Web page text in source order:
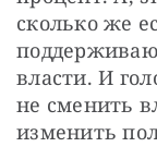
сколько же
власти. И
не сменить
изменить